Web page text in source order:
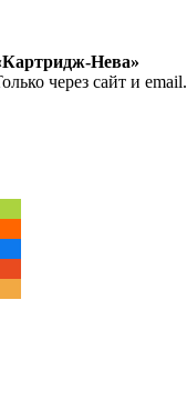
Нева»
через сайт и email.